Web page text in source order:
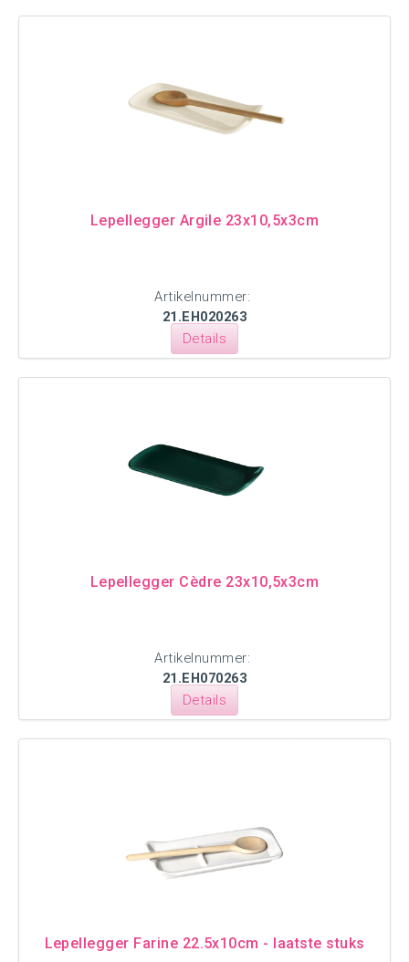
Lepellegger Argile 23x10,5x3cm
Artikelnummer:
21.EH020263
Details
Lepellegger Cèdre 23x10,5x3cm
Artikelnummer:
21.EH070263
Details
Lepellegger Farine 22.5x10cm - laatste stuks